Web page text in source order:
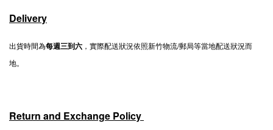
Delivery
出貨時間為每週三到六 ，實際配送狀況依照新竹物流/郵局等當地配送狀況而
地。
Return and Exchange Policy